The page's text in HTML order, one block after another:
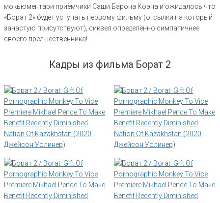
мокьюментари приёмчики Саши Барона Коэна и ожидалось что
«Борат 2» будет уступать первому фильму (отсылки на который
зачастую присутствуют), сиквел определённо симпатичнее
своего предшественника!
Кадры из фильма Борат 2